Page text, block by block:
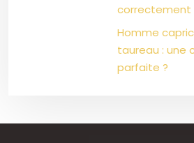
correctement
Homme
taureau : une
parfaite ?